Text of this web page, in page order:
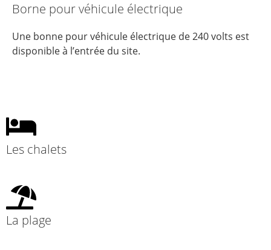
Borne pour véhicule électrique
Une bonne pour véhicule électrique de 240 volts est
disponible à l’entrée du site.
Les chalets
La plage